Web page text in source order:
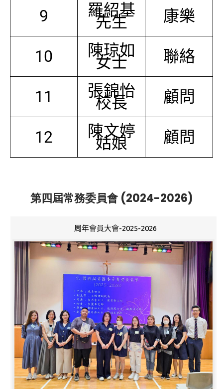
9 羅紹基
先生 康樂
10 陳琼如
女士 聯絡
11 張錦怡
校長 顧問
12 陳文婷
姑娘 顧問
第四屆常務委員會 (2024-2026)
周年會員大會-2025-2026